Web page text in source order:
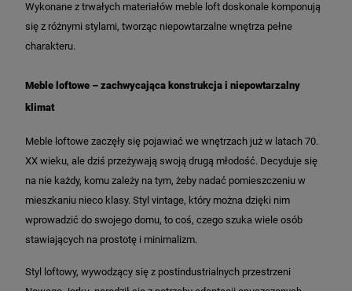
Wykonane z trwałych materiałów meble loft doskonale komponują
się z różnymi stylami, tworząc niepowtarzalne wnętrza pełne
charakteru.
Meble loftowe – zachwycająca konstrukcja i niepowtarzalny
klimat
Meble loftowe zaczęły się pojawiać we wnętrzach już w latach 70.
XX wieku, ale dziś przeżywają swoją drugą młodość. Decyduje się
na nie każdy, komu zależy na tym, żeby nadać pomieszczeniu w
mieszkaniu nieco klasy. Styl vintage, który można dzięki nim
wprowadzić do swojego domu, to coś, czego szuka wiele osób
stawiających na prostotę i minimalizm.
Styl loftowy, wywodzący się z postindustrialnych przestrzeni